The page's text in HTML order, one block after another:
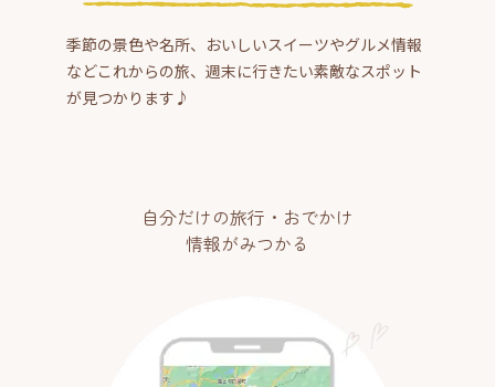
季節の景色や名所、おいしいスイーツやグルメ情報
などこれからの旅、週末に行きたい素敵なスポット
が見つかります♪
自分だけの旅行・おでかけ
情報がみつかる